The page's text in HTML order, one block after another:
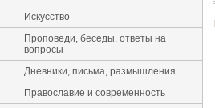
Искусство
Проповеди, беседы, ответы на
вопросы
Дневники, письма, размышления
Православие и современность